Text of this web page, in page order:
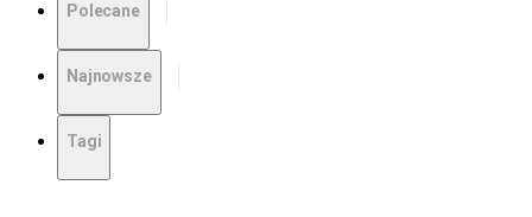
Polecane
Najnowsze
Tagi